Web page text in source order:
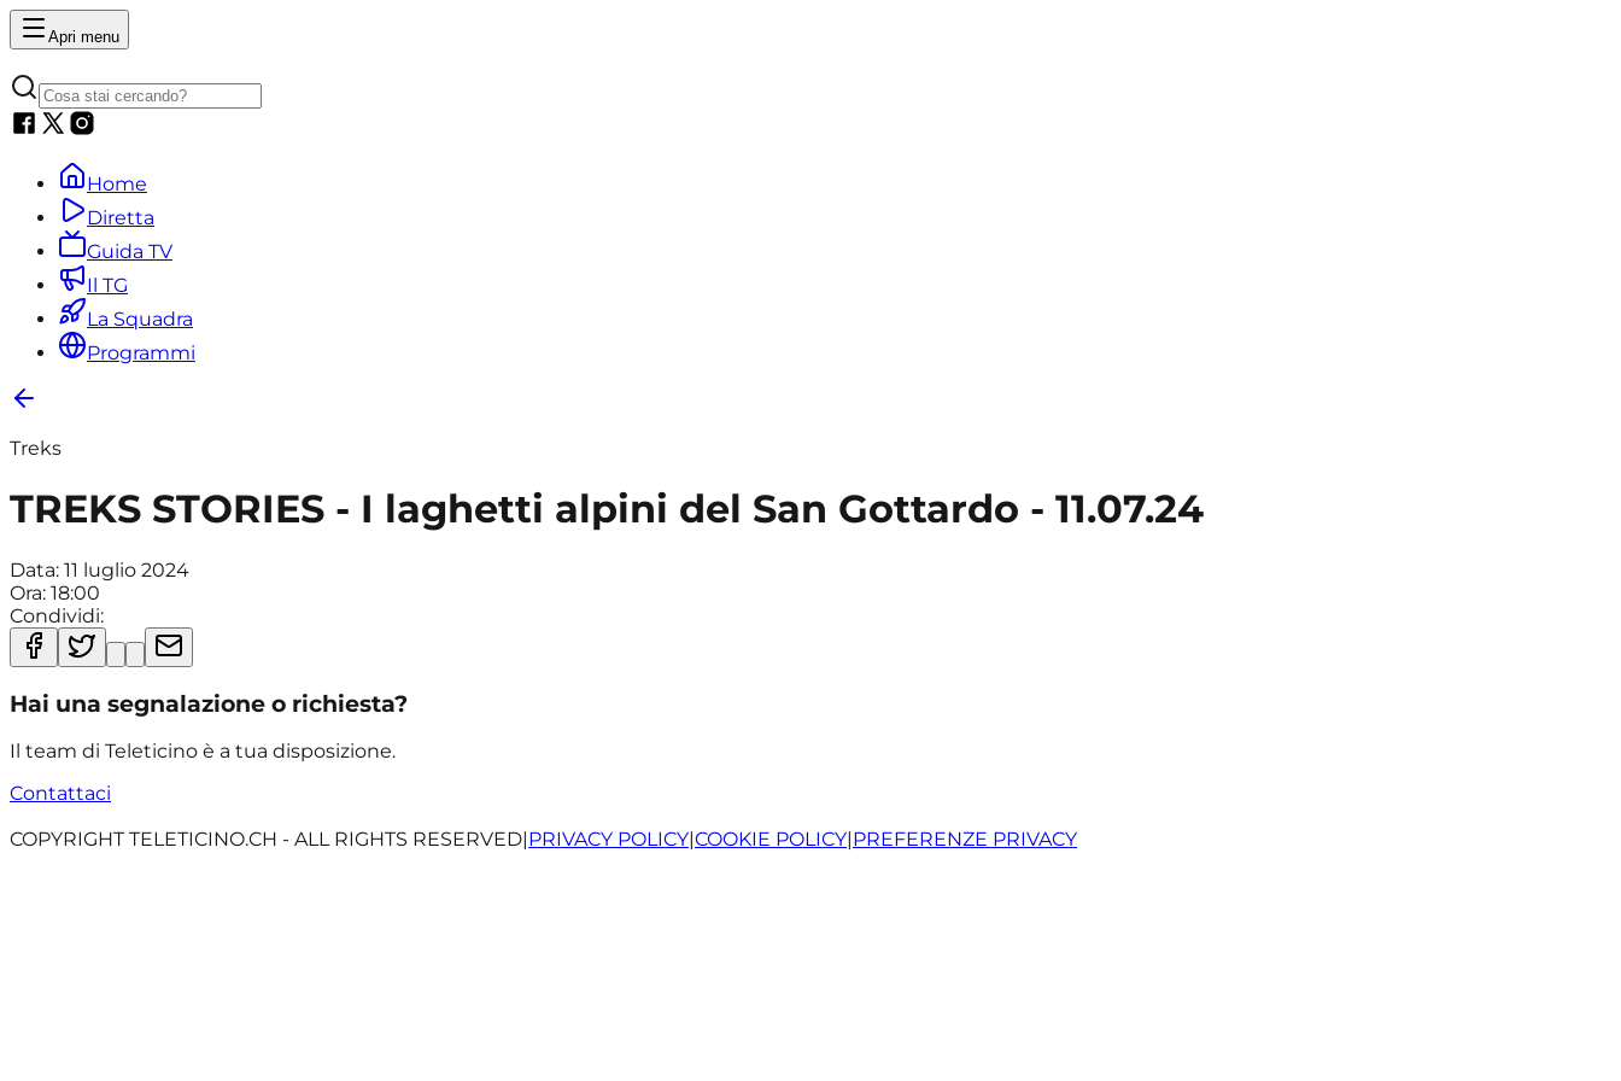
Apri menu
Home
Diretta
Guida TV
Il TG
La Squadra
Programmi
Treks
TREKS STORIES - I laghetti alpini del San Gottardo - 11.07.24
Data: 11 luglio 2024
Ora: 18:00
Condividi:
Hai una segnalazione o richiesta?
Il team di Teleticino è a tua disposizione.
Contattaci
COPYRIGHT TELETICINO.CH - ALL RIGHTS RESERVED|PRIVACY POLICY|COOKIE POLICY|PREFERENZE PRIVACY